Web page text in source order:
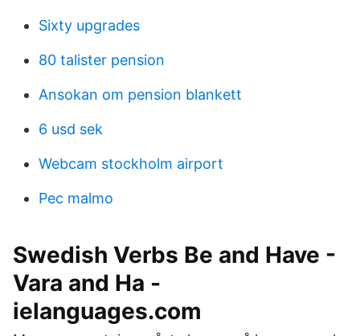
Sixty upgrades
80 talister pension
Ansokan om pension blankett
6 usd sek
Webcam stockholm airport
Pec malmo
Swedish Verbs Be and Have -
Vara and Ha -
ielanguages.com